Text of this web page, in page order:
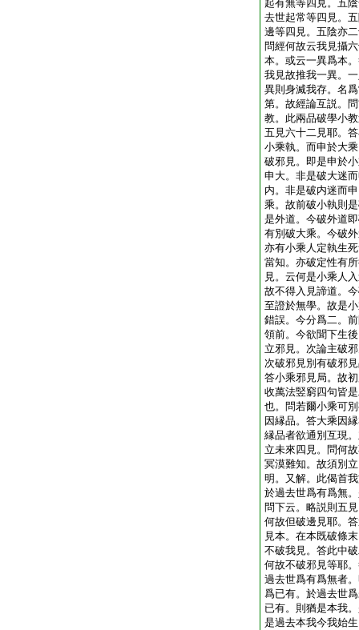
起有無等四見。五
去世起常等四見。
邊等四見。五陰亦
問經何故云我見攝
本。或云一異爲本
我見故推我一異。
異則身滅我存。名
第。故經論互説。
教。此兩品破學小
五見六十二見耶。
小乘執。而申於大
破邪見。即是申於
申大。非是破大迷
内。非是破内迷而
乘。故前破小執則
是外道。今破外道
有別破大乘。今破
亦有小乘人定執生
當知。亦破定性有
見。云何是小乘人
故不得入見諦道。
至證於無學。故是
錯誤。今分爲二。
領前。今欲聞下生
立邪見。次論主破
次破邪見別有破邪
答小乘邪見局。故
收萬法竪窮四句皆
也。問若爾小乘可
因縁品。答大乘因
縁品者欲通別互現
立未來四見。問何
冥漠難知。故須別
明。又解。此偈首
於過去世爲有爲無
問下云。略説則五
何故但破邊見耶。
見本。在本既破條
不破我見。答此中
何故不破邪見等耶
過去世爲有爲無者
爲已有。於過去世
已有。則猶是本我
是過去本我今我始